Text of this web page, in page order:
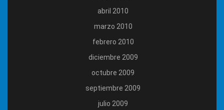
abril 2010
marzo 2010
febrero 2010
diciembre 2009
octubre 2009
septiembre 2009
julio 2009